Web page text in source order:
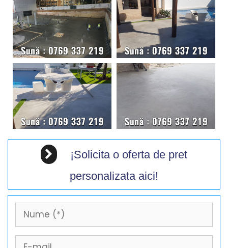
¡Solicita o oferta de pret
personalizata aici!